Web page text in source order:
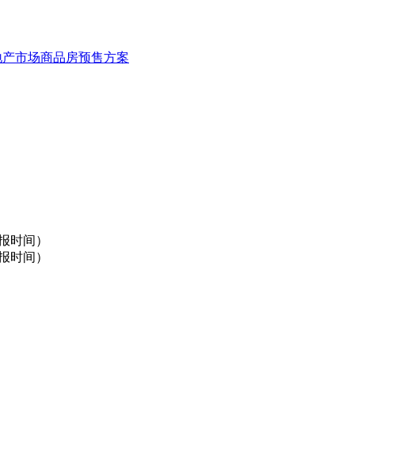
市场商品房预售方案
时间）
时间）